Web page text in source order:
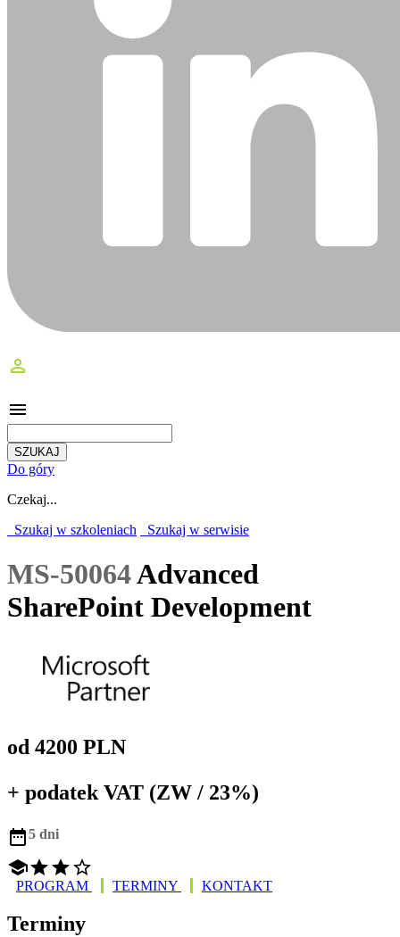
perm_identity
menu
Do góry
Czekaj...
Szukaj w szkoleniach
Szukaj w serwisie
MS-50064Advanced
SharePoint Development
od 4200 PLN
+ podatek VAT (ZW / 23%)
5 dni

PROGRAM TERMINY KONTAKT
Terminy